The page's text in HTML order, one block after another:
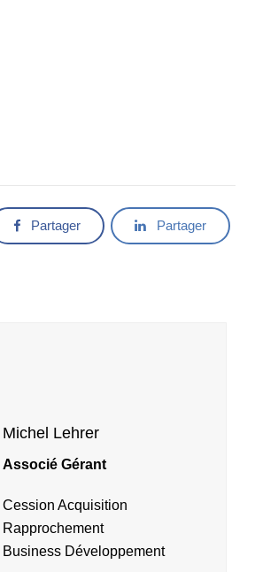
Partager Partager
Michel Lehrer
Associé Gérant
Cession Acquisition
Rapprochement
Business Développement